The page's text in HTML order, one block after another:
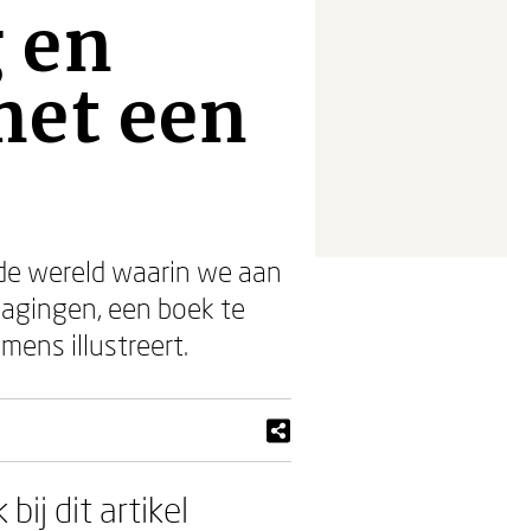
en
een
wereld waarin we aan
een boek te
illustreert.
bij dit artikel